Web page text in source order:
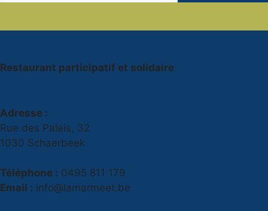
Restaurant participatif et solidaire
Adresse :
Rue des Palais, 32
1030 Schaerbeek
Téléphone : 0495 811 179
Email : info@lamarmeet.be